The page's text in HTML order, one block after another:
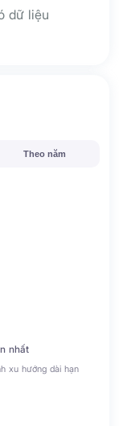
dữ liệu
Theo năm
nhất
xu hướng dài hạn